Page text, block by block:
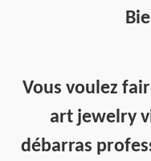
Vous voulez
art jewelry
débarras